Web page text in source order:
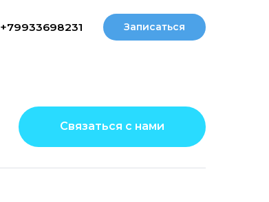
+79933698231 Записаться
Связаться с нами